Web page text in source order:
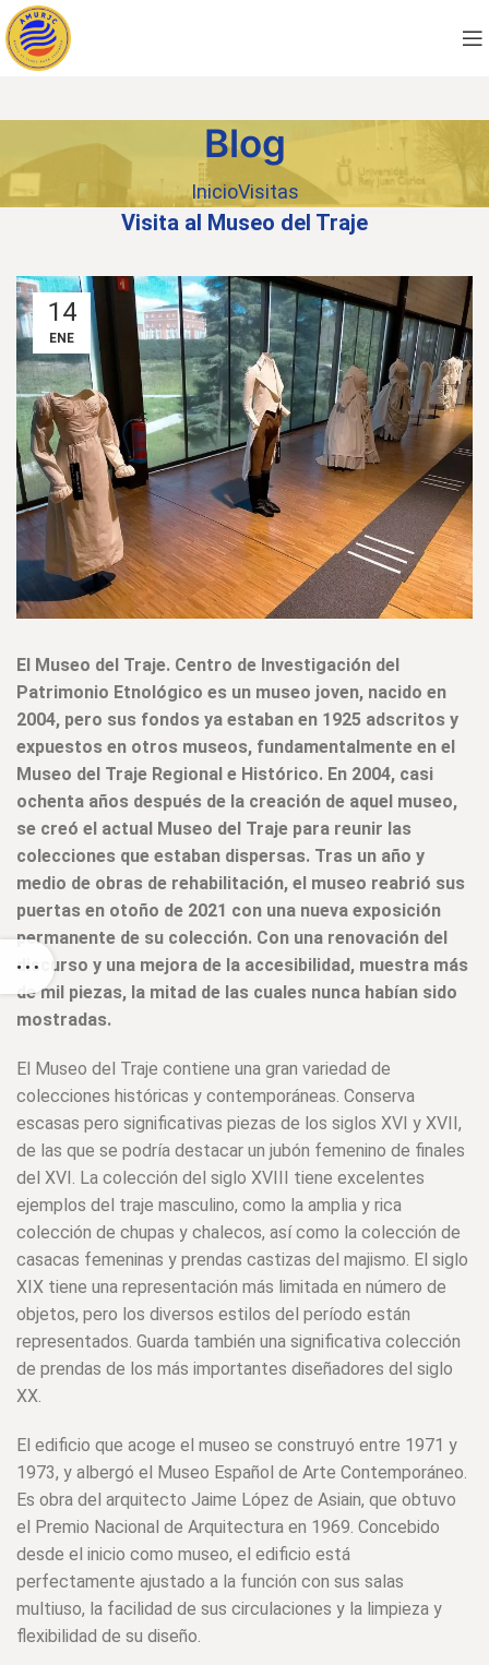
Blog
InicioVisitas
Visita al Museo del Traje
14
ENE
El Museo del Traje. Centro de Investigación del
Patrimonio Etnológico es un museo joven, nacido en
2004, pero sus fondos ya estaban en 1925 adscritos y
expuestos en otros museos, fundamentalmente en el
Museo del Traje Regional e Histórico. En 2004, casi
ochenta años después de la creación de aquel museo,
se creó el actual Museo del Traje para reunir las
colecciones que estaban dispersas. Tras un año y
medio de obras de rehabilitación, el museo reabrió sus
puertas en otoño de 2021 con una nueva exposición
permanente de su colección. Con una renovación del
discurso y una mejora de la accesibilidad, muestra más
de mil piezas, la mitad de las cuales nunca habían sido
mostradas.
El Museo del Traje contiene una gran variedad de
colecciones históricas y contemporáneas. Conserva
escasas pero significativas piezas de los siglos XVI y XVII,
de las que se podría destacar un jubón femenino de finales
del XVI. La colección del siglo XVIII tiene excelentes
ejemplos del traje masculino, como la amplia y rica
colección de chupas y chalecos, así como la colección de
casacas femeninas y prendas castizas del majismo. El siglo
XIX tiene una representación más limitada en número de
objetos, pero los diversos estilos del período están
representados. Guarda también una significativa colección
de prendas de los más importantes diseñadores del siglo
XX.
El edificio que acoge el museo se construyó entre 1971 y
1973, y albergó el Museo Español de Arte Contemporáneo.
Es obra del arquitecto Jaime López de Asiain, que obtuvo
el Premio Nacional de Arquitectura en 1969. Concebido
desde el inicio como museo, el edificio está
perfectamente ajustado a la función con sus salas
multiuso, la facilidad de sus circulaciones y la limpieza y
flexibilidad de su diseño.